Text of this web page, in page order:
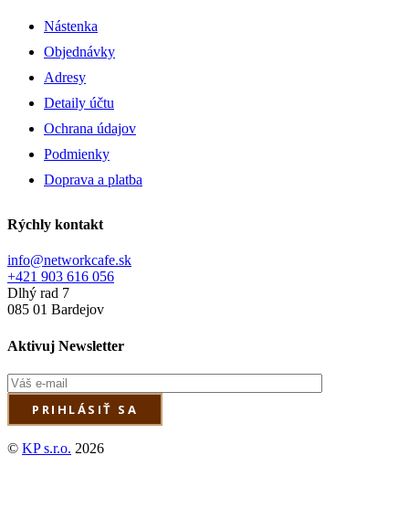
Nástenka
Objednávky
Adresy
Detaily účtu
Ochrana údajov
Podmienky
Doprava a platba
Rýchly kontakt
info@networkcafe.sk
+421 903 616 056
Dlhý rad 7
085 01 Bardejov
Aktivuj Newsletter
© KP s.r.o. 2026